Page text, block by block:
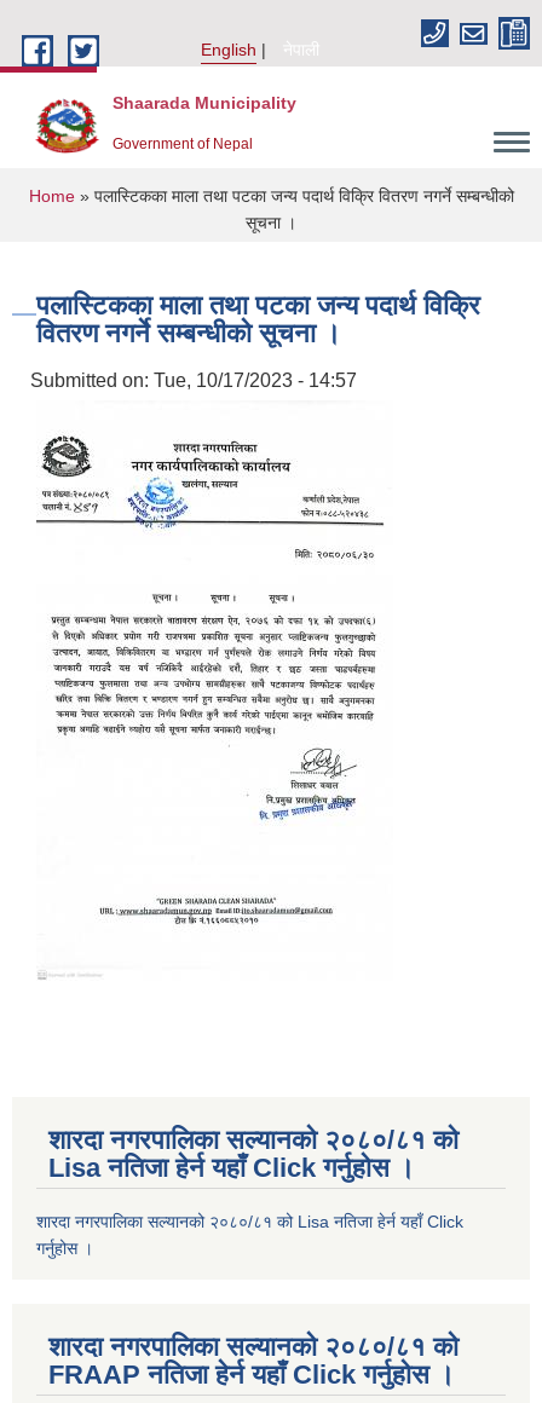
English
नेपाली
Shaarada Municipality
Government of Nepal
You are here
Home» पलास्टिकका माला तथा पटका जन्य पदार्थ विक्रि वितरण नगर्ने सम्बन्धीको
सूचना ।
पलास्टिकका माला तथा पटका जन्य पदार्थ विक्रि
वितरण नगर्ने सम्बन्धीको सूचना ।
Submitted on: Tue, 10/17/2023 - 14:57
शारदा नगरपालिका सल्यानको २०८०/८१ को
Lisa नतिजा हेर्न यहाँ Click गर्नुहोस ।
शारदा नगरपालिका सल्यानको २०८०/८१ को Lisa नतिजा हेर्न यहाँ Click
गर्नुहोस ।
शारदा नगरपालिका सल्यानको २०८०/८१ को
FRAAP नतिजा हेर्न यहाँ Click गर्नुहोस ।